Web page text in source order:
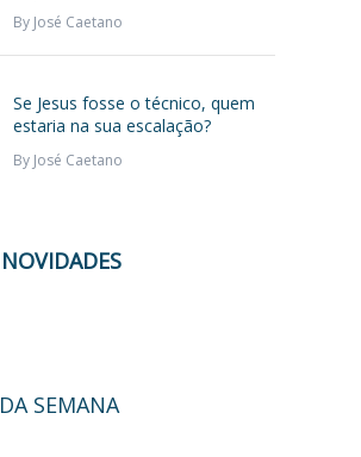
By José Caetano
Se Jesus fosse o técnico, quem
estaria na sua escalação?
By José Caetano
NOVIDADES
DA SEMANA